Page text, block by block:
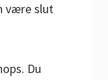
være slut
Du